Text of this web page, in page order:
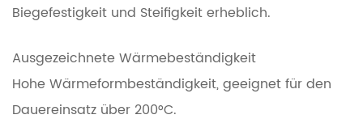
Biegefestigkeit und Steifigkeit erheblich.
Ausgezeichnete Wärmebeständigkeit
Hohe Wärmeformbeständigkeit, geeignet für den
Dauereinsatz über 200°C.